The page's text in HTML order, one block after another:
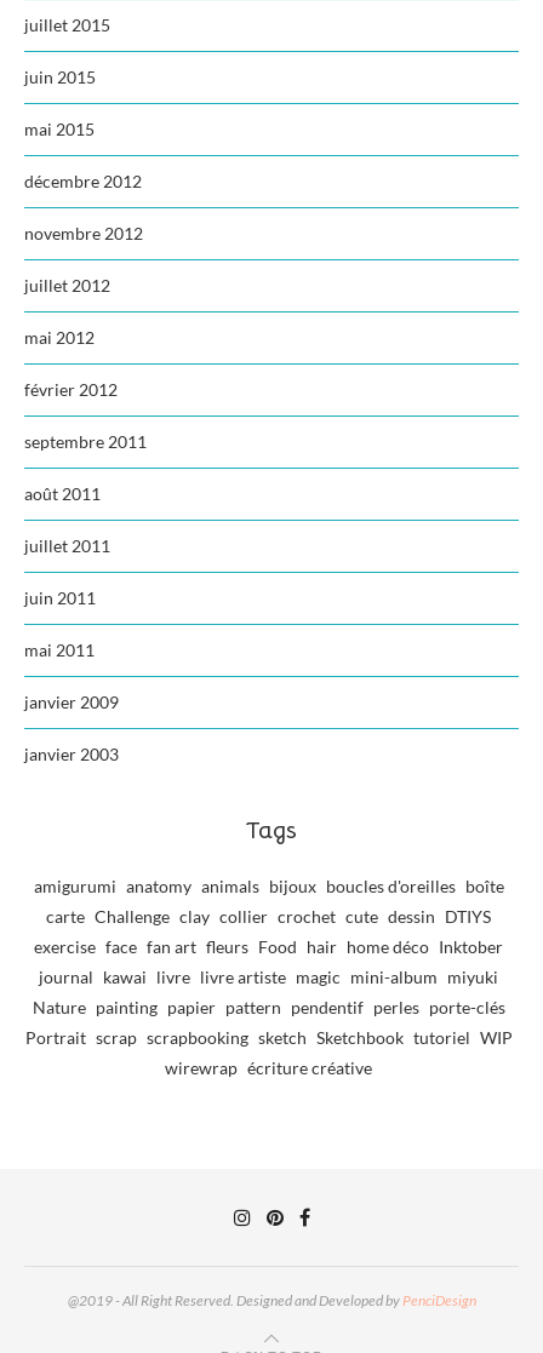
juillet 2015
juin 2015
mai 2015
décembre 2012
novembre 2012
juillet 2012
mai 2012
février 2012
septembre 2011
août 2011
juillet 2011
juin 2011
mai 2011
janvier 2009
janvier 2003
Tags
amigurumi anatomy animals bijoux boucles d'oreilles boîte
carte Challenge clay collier crochet cute dessin DTIYS
exercise face fan art fleurs Food hair home déco Inktober
journal kawai livre livre artiste magic mini-album miyuki
Nature painting papier pattern pendentif perles porte-clés
Portrait scrap scrapbooking sketch Sketchbook tutoriel WIP
wirewrap écriture créative
@2019 - All Right Reserved. Designed and Developed byPenciDesign